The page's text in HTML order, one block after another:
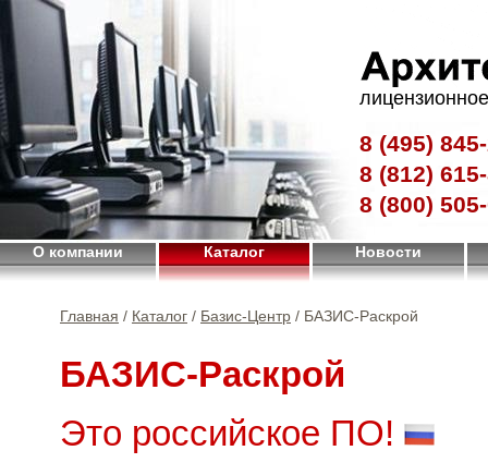
8 (495)
8 (812)
8 (800)
О компании Каталог Новости
Главная / Каталог / Базис-Центр / БАЗИС-Раскрой
БАЗИС-Раскрой
Это российское ПО!